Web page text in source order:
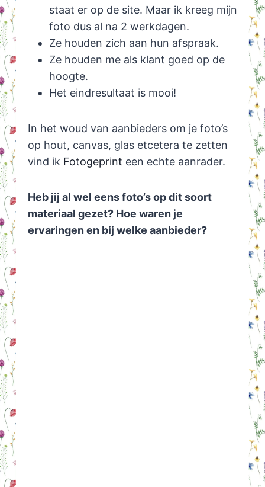
staat er op de site. Maar ik kreeg mijn
foto dus al na 2 werkdagen.
Ze houden zich aan hun afspraak.
Ze houden me als klant goed op de
hoogte.
Het eindresultaat is mooi!
In het woud van aanbieders om je foto’s
op hout, canvas, glas etcetera te zetten
vind ik Fotogeprint een echte aanrader.
Heb jij al wel eens foto’s op dit soort
materiaal gezet? Hoe waren je
ervaringen en bij welke aanbieder?